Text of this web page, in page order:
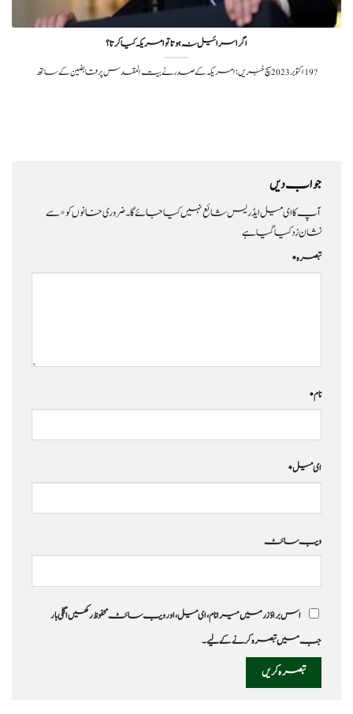
اگر اسرائیل نہ ہوتا تو امریکہ کیا کرتا؟
?️ 19 اکتوبر 2023سچ خبریں: امریکہ کے صدر نے بیت المقدس پر قابضین کے ساتھ
جواب دیں
آپ کا ای میل ایڈریس شائع نہیں کیا جائے گا۔ضروری خانوں کو*سے
نشان زد کیا گیا ہے
تبصرہ*
نام*
ای میل*
ویب‌ سائٹ
اس براؤزر میں میرا نام، ای میل، اور ویب سائٹ محفوظ رکھیں اگلی بار
جب میں تبصرہ کرنے کےلیے۔